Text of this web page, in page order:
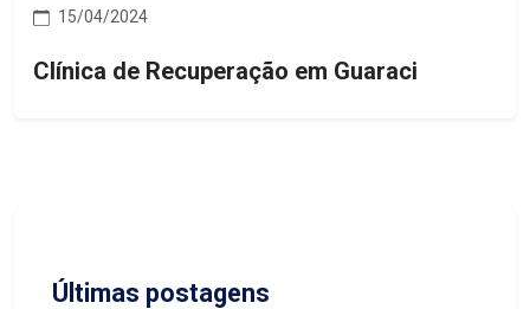
15/04/2024
Clínica de Recuperação em Guaraci
Últimas postagens